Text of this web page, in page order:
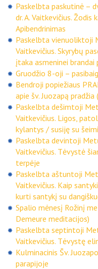
Paskelbta paskutinė –
dr. A. Vaitkevičius.
Apibendrinimas
Paskelbta vienuoliktoji
Vaitkevičius. Skyrybų
įtaka asmeninei brandai
Gruodžio 8-oji –
Bendroji popiežiaus
apie šv. Juozapą
Paskelbta dešimtoji
Vaitkevičius. Ligos,
kylantys / susiję su
Paskelbta devintoji
Vaitkevičius. Tėvystė
terpėje
Paskelbta aštuntoji
Vaitkevičius. Kaip
kurti santykį su
Spalio mėnesį Rožinį
Demeure meditacijos)
Paskelbta septintoji
Vaitkevičius. Tėvystę
Kulminacinis Šv.
parapijoje